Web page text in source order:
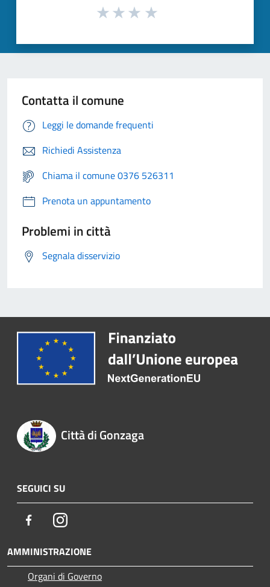
Contatta il comune
Leggi le domande frequenti
Richiedi Assistenza
Chiama il comune 0376 526311
Prenota un appuntamento
Problemi in città
Segnala disservizio
Città di Gonzaga
SEGUICI SU
FacebookInstagram
AMMINISTRAZIONE
Organi di Governo